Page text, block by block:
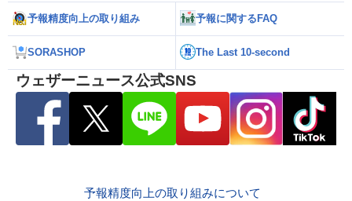
予報精度向上の取り組み 予報に関するFAQ
SORASHOP The Last 10-second
ウェザーニュース公式SNS
予報精度向上の取り組みについて